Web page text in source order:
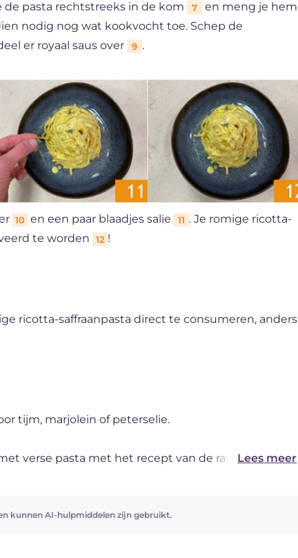
de pasta rechtstreeks in de kom 7
en meng je hem
nodig nog wat kookvocht toe. Schep de
er royaal saus over
9 .
10 en een paar blaadjes salie 11 . Je romige ricotta-
te worden
12 !
ricotta-saffraanpasta direct te consumeren, anders
tijm, marjolein of peterselie.
verse pasta met het recept van de ravioli met
kunnen AI-hulpmiddelen zijn gebruikt.